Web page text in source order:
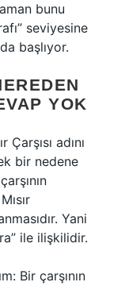
bunu
seviyesine
başlıyor.
YOK
adını
bir nedene
Yani
ile ilişkilidir.
Bir çarşının